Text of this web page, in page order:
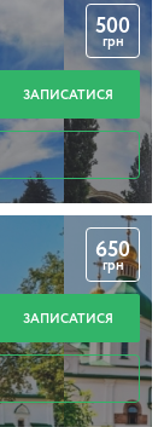
500
грн
ЗАПИСАТИСЯ
650
грн
ЗАПИСАТИСЯ